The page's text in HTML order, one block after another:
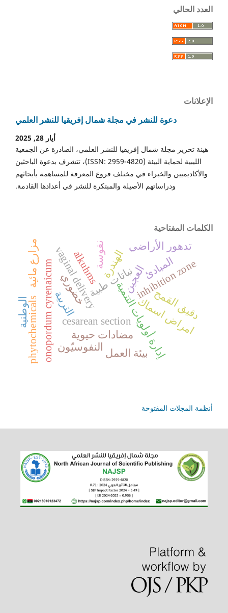
العدد الحالي
الإعلانات
دعوة للنشر في مجلة شمال إفريقيا للنشر العلمي
أيار 28, 2025
هيئة تحرير مجلة شمال إفريقيا للنشر العلمي، الصادرة عن الجمعية
الليبية لحماية البيئة (ISSN: 2959-4820)، تتشرف بدعوة الباحثين
والأكاديميين والخبراء في مختلف فروع المعرفة للمساهمة بأبحاثهم
ودراساتهم الأصيلة والمبتكرة للنشر في أعدادها القادمة.
الكلمات المفتاحية
إدارة أولويات التنمية
inhibition zoneنباتات طبية
cesarean section
vaginal delivery
alkuhms
onopordum cyrenaicum
phytochemicals امراض اسماك
دقيق القمح
العجينالهندرة
مضادات حيوية
مزارع مائية
النفوسيّون
المبادئ
التربية الوطنية
نفوسة
بيئة العمل
تدهور الأراضي
خضوري
أنظمة المجلات المفتوحة